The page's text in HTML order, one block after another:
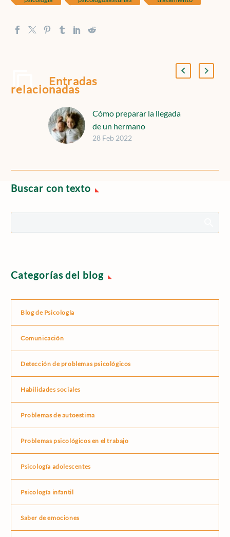
Entradas
relacionadas
Cómo preparar la llegada
de un hermano
La llegada de un nuevo
para todas las…
28 Feb 2022
Buscar con texto
Categorías del blog
Blog de Psicología
Comunicación
Detección de problemas psicológicos
Habilidades sociales
Problemas de autoestima
Problemas psicológicos en el trabajo
Psicología adolescentes
Psicología infantil
Saber de emociones